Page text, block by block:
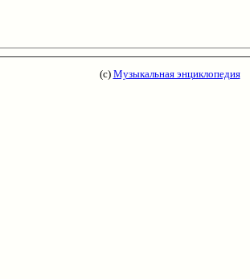
(с) Музыкальная энциклопедия